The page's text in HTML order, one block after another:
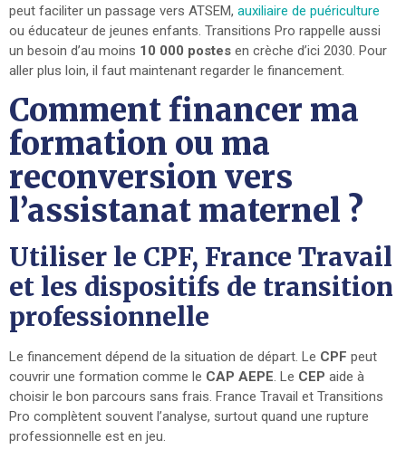
peut faciliter un passage vers ATSEM, auxiliaire de puériculture
ou éducateur de jeunes enfants. Transitions Pro rappelle aussi
un besoin d’au moins 10 000 postes en crèche d’ici 2030. Pour
aller plus loin, il faut maintenant regarder le financement.
Comment financer ma
formation ou ma
reconversion vers
l’assistanat maternel ?
Utiliser le CPF, France Travail
et les dispositifs de transition
professionnelle
Le financement dépend de la situation de départ. Le CPF peut
couvrir une formation comme le CAP AEPE. Le CEP aide à
choisir le bon parcours sans frais. France Travail et Transitions
Pro complètent souvent l’analyse, surtout quand une rupture
professionnelle est en jeu.